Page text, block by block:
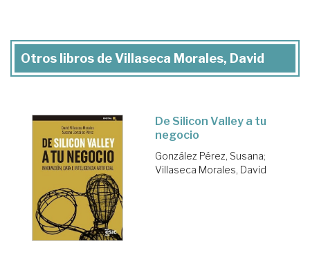
Otros libros de Villaseca Morales, David
De Silicon Valley a tu
negocio
González Pérez, Susana;
Villaseca Morales, David